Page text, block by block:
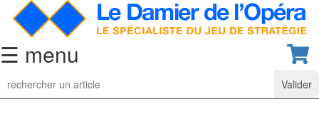
☰ menu
Jeu
d’Echecs